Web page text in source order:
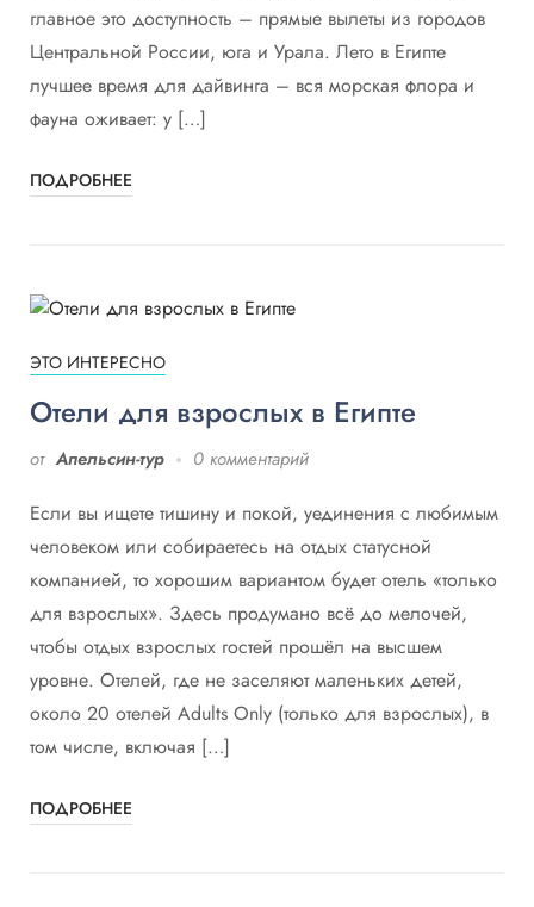
главное это доступность – прямые вылеты из городов
Центральной России, юга и Урала. Лето в Египте
лучшее время для дайвинга – вся морская флора и
фауна оживает: у […]
ПОДРОБНЕЕ
ЭТО ИНТЕРЕСНО
Отели для взрослых в Египте
от Апельсин-тур 0 комментарий
Если вы ищете тишину и покой, уединения с любимым
человеком или собираетесь на отдых статусной
компанией, то хорошим вариантом будет отель «только
для взрослых». Здесь продумано всё до мелочей,
чтобы отдых взрослых гостей прошёл на высшем
уровне. Отелей, где не заселяют маленьких детей,
около 20 отелей Adults Only (только для взрослых), в
том числе, включая […]
ПОДРОБНЕЕ